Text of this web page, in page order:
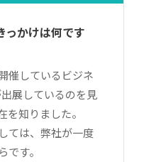
っかけは何です
催しているビジネ
展しているのを見
を知りました。
ては、弊社が一度
です。